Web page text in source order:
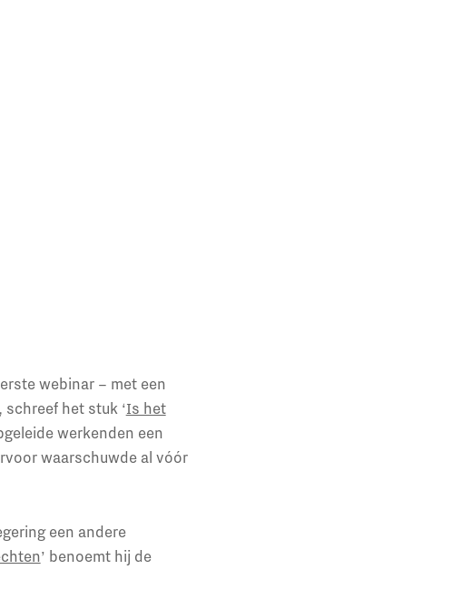
webinar – met een
het stuk ‘Is het
werkenden een
waarschuwde al vóór
een andere
’ benoemt hij de